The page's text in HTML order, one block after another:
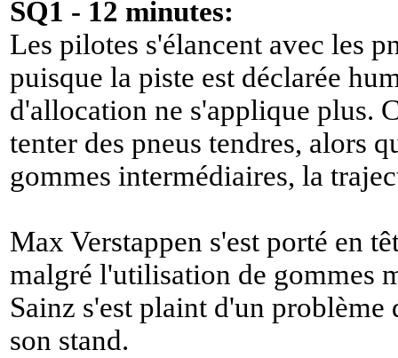
SQ1 - 12 minutes:
Les pilotes s'élancent avec les
puisque la piste est déclarée
d'allocation ne s'applique plus.
tenter des pneus tendres, alors
gommes intermédiaires, la
Max Verstappen s'est porté en
malgré l'utilisation de gommes
Sainz s'est plaint d'un
son stand.